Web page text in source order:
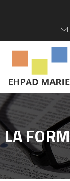
LA